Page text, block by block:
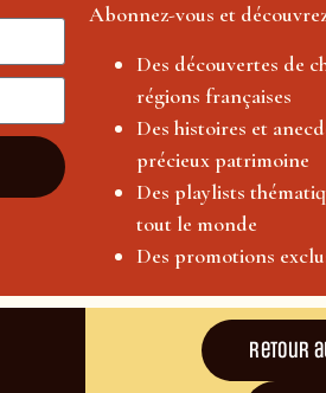
Abonnez-vous et
Des découvertes de
régions françaises
Des histoires et
précieux patrimoine
Des playlists
tout le monde
Des promotions
Retour